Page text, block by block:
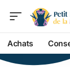
Achats